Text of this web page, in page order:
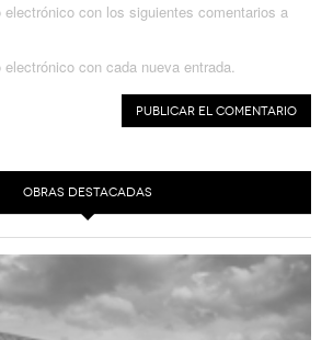
electrónico con los siguientes comentarios a
electrónico con cada nueva entrada.
OBRAS DESTACADAS